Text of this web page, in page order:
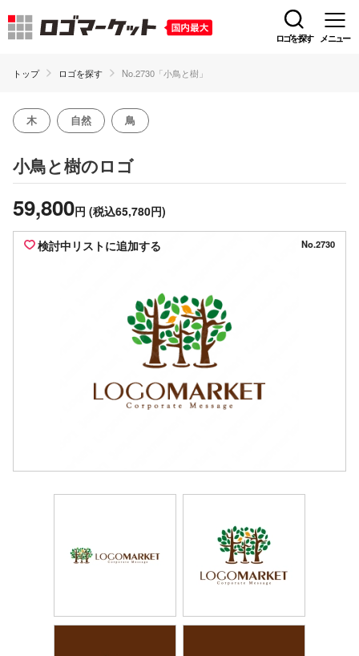
ロゴを探す メニュー
トップ ロゴを探す No.2730「小鳥と樹」
木 自然 鳥
小鳥と樹のロゴ
59,800円 (税込65,780円)
検討中リストに追加する No.2730